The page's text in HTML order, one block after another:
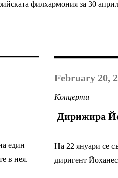
филхармония за 30
един
в нея.
February 20,
Концерти
Дирижира
На 22 януари се
диригент